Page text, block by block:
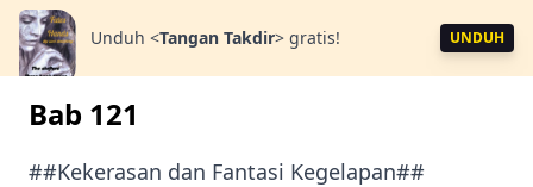
Unduh <Tangan Takdir> gratis! UNDUH
Bab 121
##Kekerasan dan Fantasi Kegelapan##